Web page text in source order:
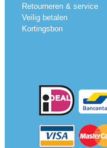
Retourneren & service
Veilig betalen
Kortingsbon